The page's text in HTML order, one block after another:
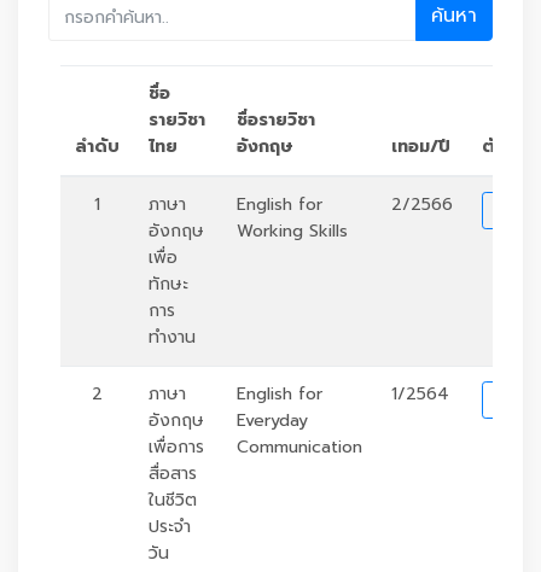
ค้นหา
ลำดับ
ชื่อ
รายวิชา
ไทย
ชื่อรายวิชา
อังกฤษ
เทอม/ปี ตัวเลือ
1
ภาษา
อังกฤษ
เพื่อ
ทักษะ
การ
ทำงาน
English for
Working Skills
2/2566
2
ภาษา
อังกฤษ
เพื่อการ
สื่อสาร
ในชีวิต
ประจำ
วัน
English for
Everyday
Communication
1/2564